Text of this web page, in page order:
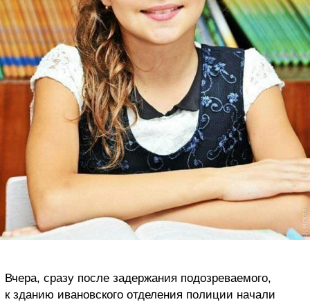
Вчера, сразу после задержания подозреваемого,
к зданию ивановского отделения полиции начали